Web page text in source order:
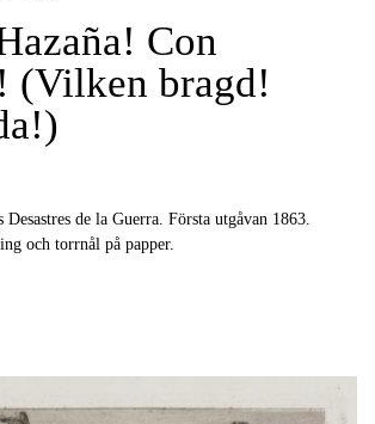
Con
(Vilken bragd!
de la Guerra. Första utgåvan 1863.
och torrnål på papper.